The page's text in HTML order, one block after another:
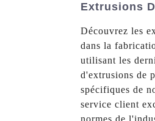
Extrusions
Découvrez les
dans la
utilisant les
d'extrusions de
spécifiques de
service client
normes de